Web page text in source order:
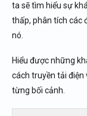
ta sẽ tìm hiểu sự
thấp, phân tích các
nó.
Hiểu được những
cách truyền tải điện
từng bối cảnh.